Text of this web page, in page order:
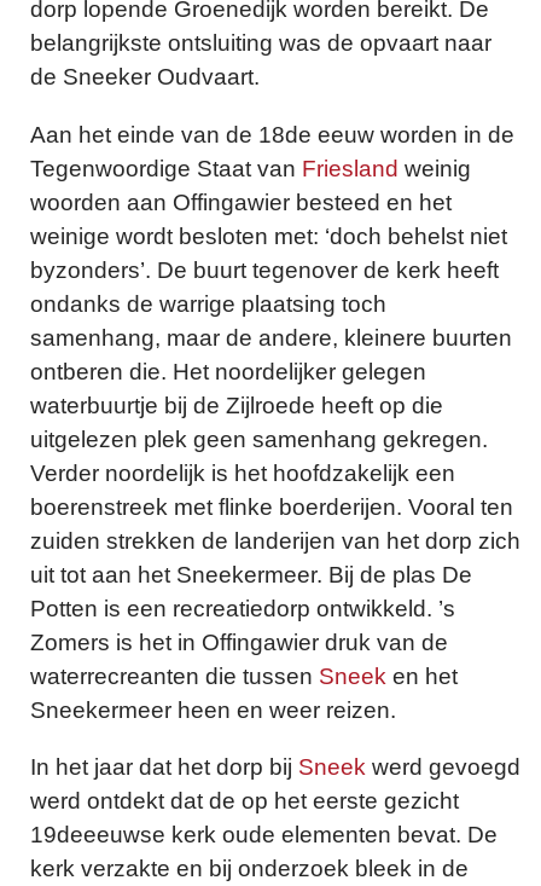
dorp lopende Groenedijk worden bereikt. De
belangrijkste ontsluiting was de opvaart naar
de Sneeker Oudvaart.
Aan het einde van de 18de eeuw worden in de
Tegenwoordige Staat van Friesland weinig
woorden aan Offingawier besteed en het
weinige wordt besloten met: ‘doch behelst niet
byzonders’. De buurt tegenover de kerk heeft
ondanks de warrige plaatsing toch
samenhang, maar de andere, kleinere buurten
ontberen die. Het noordelijker gelegen
waterbuurtje bij de Zijlroede heeft op die
uitgelezen plek geen samenhang gekregen.
Verder noordelijk is het hoofdzakelijk een
boerenstreek met flinke boerderijen. Vooral ten
zuiden strekken de landerijen van het dorp zich
uit tot aan het Sneekermeer. Bij de plas De
Potten is een recreatiedorp ontwikkeld. ’s
Zomers is het in Offingawier druk van de
waterrecreanten die tussen Sneek en het
Sneekermeer heen en weer reizen.
In het jaar dat het dorp bij Sneek werd gevoegd
werd ontdekt dat de op het eerste gezicht
19deeeuwse kerk oude elementen bevat. De
kerk verzakte en bij onderzoek bleek in de